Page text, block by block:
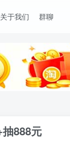
关于我们 群聊
888元